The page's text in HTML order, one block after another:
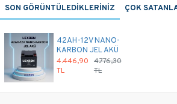
SON GÖRÜNTÜLEDİKLERİNİZ ÇOK
42AH-12V NANO-
KARBON JEL AKÜ
4.446,90
TL
4.776,30
TL